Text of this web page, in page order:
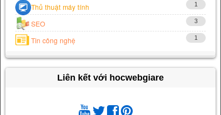
Thủ thuật máy tính 1
SEO 3
Tin công nghệ 1
Liên kết với hocwebgiare